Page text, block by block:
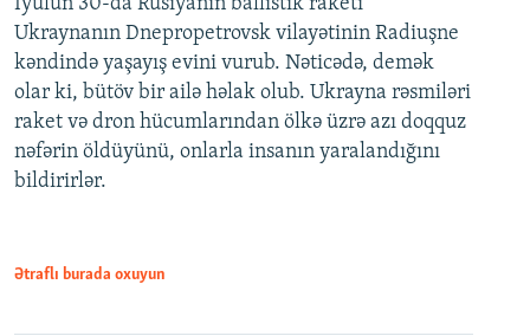
Ukraynanın Dnepropetrovsk vilayətinin Radiuşne
kəndində yaşayış evini vurub. Nəticədə, demək
olar ki, bütöv bir ailə həlak olub. Ukrayna rəsmiləri
raket və dron hücumlarından ölkə üzrə azı doqquz
nəfərin öldüyünü, onlarla insanın yaralandığını
bildirirlər.
Ətraflı burada oxuyun